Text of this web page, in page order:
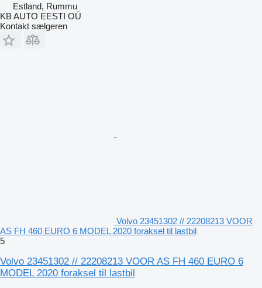
Estland, Rummu
KB AUTO EESTI OÜ
Kontakt sælgeren
Volvo 23451302 // 22208213 VOOR
AS FH 460 EURO 6 MODEL 2020 foraksel til lastbil
5
Volvo 23451302 // 22208213 VOOR AS FH 460 EURO 6
MODEL 2020 foraksel til lastbil